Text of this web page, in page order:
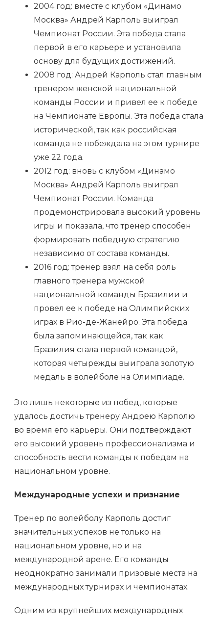
2004 год: вместе с клубом «Динамо
Москва» Андрей Карполь выиграл
Чемпионат России. Эта победа стала
первой в его карьере и установила
основу для будущих достижений.
2008 год: Андрей Карполь стал главным
тренером женской национальной
команды России и привел ее к победе
на Чемпионате Европы. Эта победа стала
исторической, так как российская
команда не побеждала на этом турнире
уже 22 года.
2012 год: вновь с клубом «Динамо
Москва» Андрей Карполь выиграл
Чемпионат России. Команда
продемонстрировала высокий уровень
игры и показала, что тренер способен
формировать победную стратегию
независимо от состава команды.
2016 год: тренер взял на себя роль
главного тренера мужской
национальной команды Бразилии и
провел ее к победе на Олимпийских
играх в Рио-де-Жанейро. Эта победа
была запоминающейся, так как
Бразилия стала первой командой,
которая четырежды выиграла золотую
медаль в волейболе на Олимпиаде.
Это лишь некоторые из побед, которые
удалось достичь тренеру Андрею Карполю
во время его карьеры. Они подтверждают
его высокий уровень профессионализма и
способность вести команды к победам на
национальном уровне.
Международные успехи и признание
Тренер по волейболу Карполь достиг
значительных успехов не только на
национальном уровне, но и на
международной арене. Его команды
неоднократно занимали призовые места на
международных турнирах и чемпионатах.
Одним из крупнейших международных